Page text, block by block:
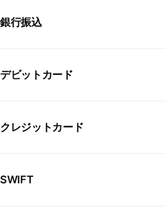
銀行振込
デビットカード
クレジットカード
SWIFT